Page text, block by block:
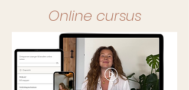
Online cursus